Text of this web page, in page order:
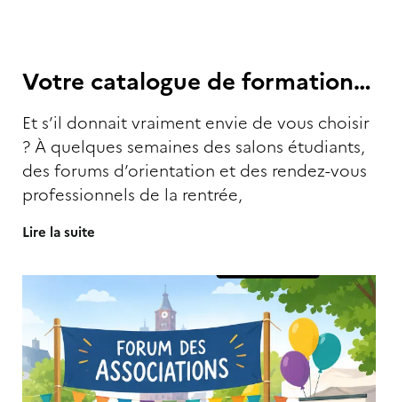
Votre catalogue de formation…
Et s’il donnait vraiment envie de vous choisir
? À quelques semaines des salons étudiants,
des forums d’orientation et des rendez-vous
professionnels de la rentrée,
Lire la suite